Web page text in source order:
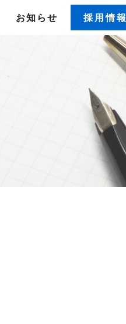
お知らせ 採用情報